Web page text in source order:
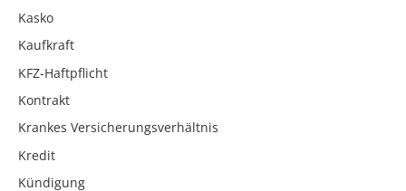
Kasko
Kaufkraft
KFZ-Haftpflicht
Kontrakt
Krankes Versicherungsverhältnis
Kredit
Kündigung